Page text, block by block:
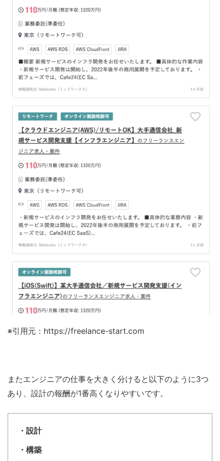
※引用元：https://freelance-start.com
またエンジニアの仕事を大きく分けると以下のように3つ
あり、設計の報酬が1番高くなりやすいです。
・設計
・構築